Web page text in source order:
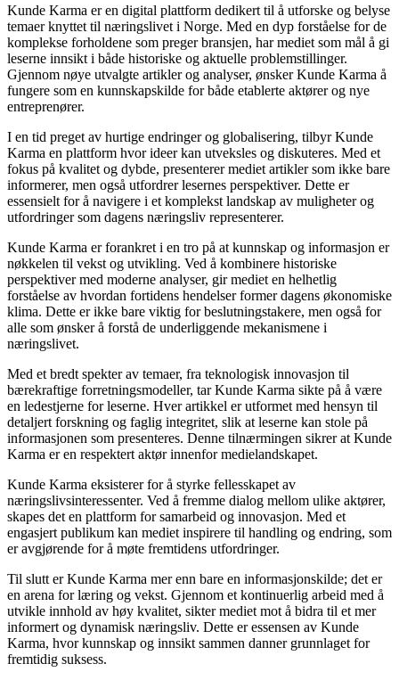
Kunde Karma er en digital plattform dedikert til å utforske og belyse
temaer knyttet til næringslivet i Norge. Med en dyp forståelse for de
komplekse forholdene som preger bransjen, har mediet som mål å gi
leserne innsikt i både historiske og aktuelle problemstillinger.
Gjennom nøye utvalgte artikler og analyser, ønsker Kunde Karma å
fungere som en kunnskapskilde for både etablerte aktører og nye
entreprenører.
I en tid preget av hurtige endringer og globalisering, tilbyr Kunde
Karma en plattform hvor ideer kan utveksles og diskuteres. Med et
fokus på kvalitet og dybde, presenterer mediet artikler som ikke bare
informerer, men også utfordrer lesernes perspektiver. Dette er
essensielt for å navigere i et komplekst landskap av muligheter og
utfordringer som dagens næringsliv representerer.
Kunde Karma er forankret i en tro på at kunnskap og informasjon er
nøkkelen til vekst og utvikling. Ved å kombinere historiske
perspektiver med moderne analyser, gir mediet en helhetlig
forståelse av hvordan fortidens hendelser former dagens økonomiske
klima. Dette er ikke bare viktig for beslutningstakere, men også for
alle som ønsker å forstå de underliggende mekanismene i
næringslivet.
Med et bredt spekter av temaer, fra teknologisk innovasjon til
bærekraftige forretningsmodeller, tar Kunde Karma sikte på å være
en ledestjerne for leserne. Hver artikkel er utformet med hensyn til
detaljert forskning og faglig integritet, slik at leserne kan stole på
informasjonen som presenteres. Denne tilnærmingen sikrer at Kunde
Karma er en respektert aktør innenfor medielandskapet.
Kunde Karma eksisterer for å styrke fellesskapet av
næringslivsinteressenter. Ved å fremme dialog mellom ulike aktører,
skapes det en plattform for samarbeid og innovasjon. Med et
engasjert publikum kan mediet inspirere til handling og endring, som
er avgjørende for å møte fremtidens utfordringer.
Til slutt er Kunde Karma mer enn bare en informasjonskilde; det er
en arena for læring og vekst. Gjennom et kontinuerlig arbeid med å
utvikle innhold av høy kvalitet, sikter mediet mot å bidra til et mer
informert og dynamisk næringsliv. Dette er essensen av Kunde
Karma, hvor kunnskap og innsikt sammen danner grunnlaget for
fremtidig suksess.